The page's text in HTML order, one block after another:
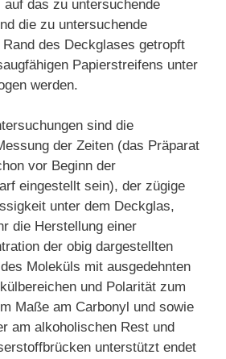
auf das zu untersuchende
die zu untersuchende
des Deckglases getropft
Papierstreifens unter
werden.
sind die
der Zeiten (das Präparat
vor Beginn der
eingestellt sein), der zügige
unter dem Deckglas,
die Herstellung einer
der obig dargestellten
Moleküls mit ausgedehnten
und Polarität zum
Maße am Carbonyl und sowie
am alkoholischen Rest und
unterstützt endet